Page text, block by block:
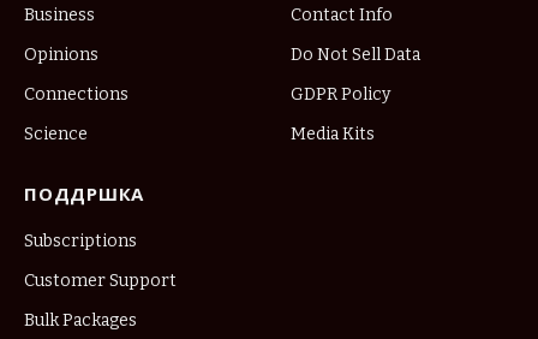
Business
Opinions
Connections
Science
Contact Info
Do Not Sell Data
GDPR Policy
Media Kits
ПОДДРШКА
Subscriptions
Customer Support
Bulk Packages